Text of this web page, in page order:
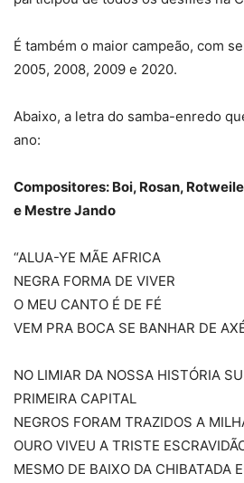
É também o maior campeão, com
2005, 2008, 2009 e 2020.
Abaixo, a letra do samba-enredo
ano:
Compositores: Boi, Rosan,
e Mestre Jando
“ALUA-YE MÃE AFRICA
NEGRA FORMA DE VIVER
O MEU CANTO É DE FÉ
VEM PRA BOCA SE BANHAR DE
NO LIMIAR DA NOSSA HISTÓRIA
PRIMEIRA CAPITAL
NEGROS FORAM TRAZIDOS A
OURO VIVEU A TRISTE
MESMO DE BAIXO DA CHIBATADA